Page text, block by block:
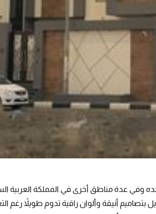
وفي عدة مناطق أخرى في المملكة العربية
أنيقة وألوان راقية تدوم طويلاً رغم